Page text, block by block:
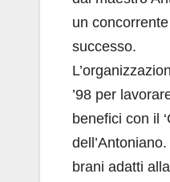
un
successo.
’98 per
benefici con il
brani adatti